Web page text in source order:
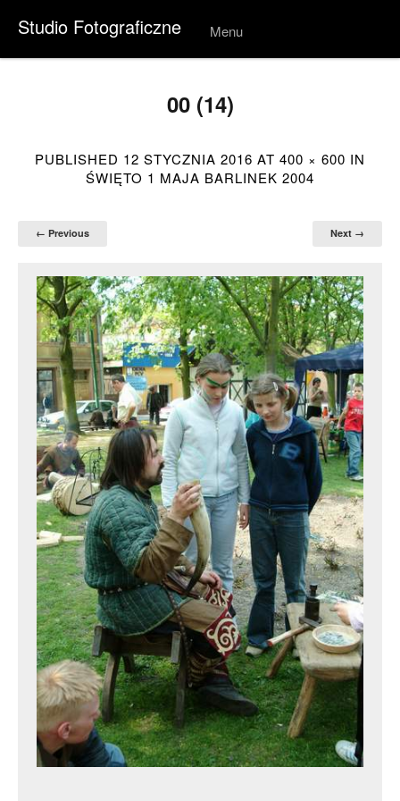
Studio Fotograficzne Menu
Skip to
00 (14)
PUBLISHED 12 STYCZNIA 2016 AT 400 × 600 IN
ŚWIĘTO 1 MAJA BARLINEK 2004
← Previous Next →